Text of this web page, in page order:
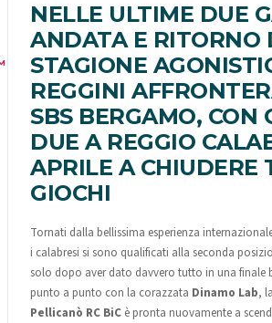
NELLE ULTIME DUE
ANDATA E RITORNO
STAGIONE
REGGINI
SBS BERGAMO, CON
DUE A REGGIO
APRILE A CHIUDERE
GIOCHI
Tornati dalla bellissima esperienza
i calabresi si sono qualificati alla seconda
solo dopo aver dato davvero tutto in una finale
punto a punto con la corazzata Dinamo Lab, la
Pellicanò RC BiC è pronta nuovamente a